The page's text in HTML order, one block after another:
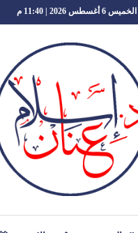
الخميس 6 أغسطس 2026 | 11:40 م